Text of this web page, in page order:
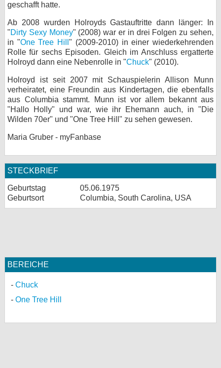
geschafft hatte.
Ab 2008 wurden Holroyds Gastauftritte dann länger: In
"Dirty Sexy Money" (2008) war er in drei Folgen zu sehen,
in "One Tree Hill" (2009-2010) in einer wiederkehrenden
Rolle für sechs Episoden. Gleich im Anschluss ergatterte
Holroyd dann eine Nebenrolle in "Chuck" (2010).
Holroyd ist seit 2007 mit Schauspielerin Allison Munn
verheiratet, eine Freundin aus Kindertagen, die ebenfalls
aus Columbia stammt. Munn ist vor allem bekannt aus
"Hallo Holly" und war, wie ihr Ehemann auch, in "Die
Wilden 70er" und "One Tree Hill" zu sehen gewesen.
Maria Gruber - myFanbase
STECKBRIEF
Geburtstag
05.06.1975
Geburtsort
Columbia, South Carolina, USA
BEREICHE
Chuck
One Tree Hill
myFanbase